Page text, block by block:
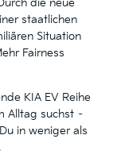
die neue
staatlichen
Situation
Fairness
KIA EV Reihe
Alltag suchst –
in weniger als